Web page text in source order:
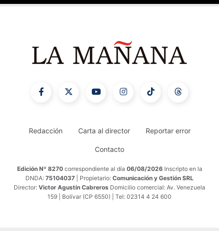
Redacción Carta al director Reportar error
Contacto
Edición Nº 8270 correspondiente al día 06/08/2026 Inscripto en la
DNDA: 75104037 | Propietario: Comunicación y Gestión SRL
Director: Victor Agustín Cabreros Domicilio comercial: Av. Venezuela
159 | Bolívar (CP 6550) | Tel: 02314 4 24 600